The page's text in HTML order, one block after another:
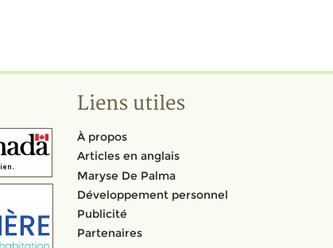
Liens utiles
À propos
Articles en anglais
Maryse De Palma
Développement personnel
Publicité
Partenaires